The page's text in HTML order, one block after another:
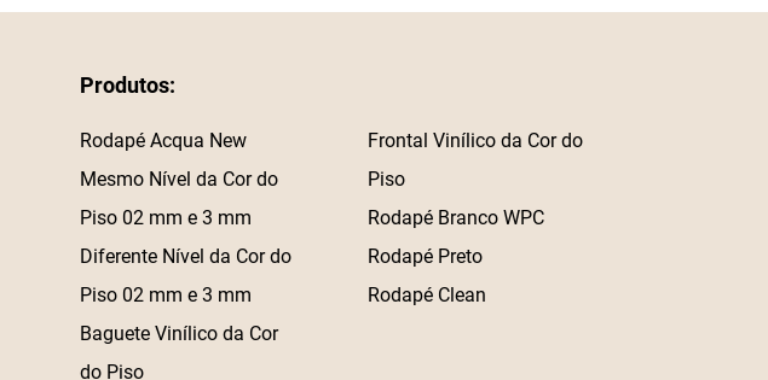
Produtos:
Rodapé Acqua New
Mesmo Nível da Cor do
Piso 02 mm e 3 mm
Diferente Nível da Cor do
Piso 02 mm e 3 mm
Baguete Vinílico da Cor
do Piso
Frontal Vinílico da Cor do
Piso
Rodapé Branco WPC
Rodapé Preto
Rodapé Clean